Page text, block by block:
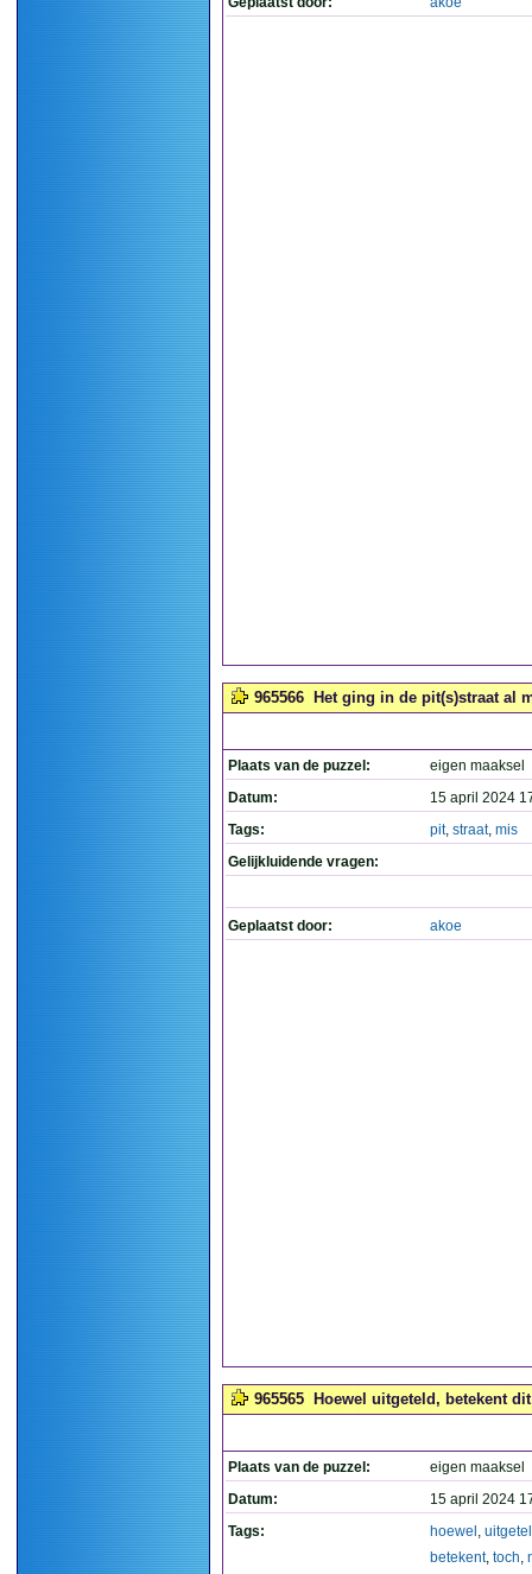
965566 Het ging in de pit(s)straat al
Plaats van de puzzel:
eigen maaksel
Datum:
15 april 2024
Tags:
pit, straat, mis
Gelijkluidende vragen:
Geplaatst door: akoe
965565 Hoewel uitgeteld, betekent
Plaats van de puzzel:
eigen maaksel
Datum:
15 april 2024
Tags:
hoewel ,
betekent, toch,